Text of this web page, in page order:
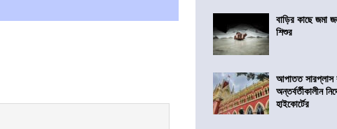
বাড়ির কাছে জমা
শিশুর
আপাতত সারপ্লাস
অন্তর্বর্তীকালীন
হাইকোর্টের